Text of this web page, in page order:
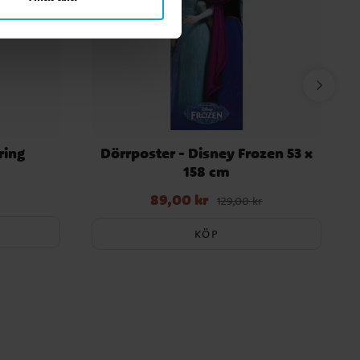
Dörrposter - Disney Frozen 53 x
158 cm
Nuvarande pris: 89,00 krTidigare pris
129,00 kr
89,00 kr 129,00 kr
KÖP